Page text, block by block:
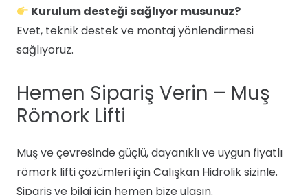
Kurulum desteği sağlıyor musunuz?
Evet, teknik destek ve montaj yönlendirmesi
sağlıyoruz.
Hemen Sipariş Verin – Muş
Römork Lifti
Muş ve çevresinde güçlü, dayanıklı ve uygun fiyatlı
römork lifti çözümleri için Calışkan Hidrolik sizinle.
Sipariş ve bilgi için hemen bize ulaşın.